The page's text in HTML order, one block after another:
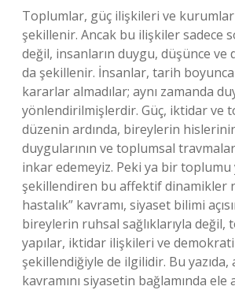
Toplumlar, güç ilişkileri ve
şekillenir. Ancak bu ilişkiler sadece
değil, insanların duygu, düşünce ve
da şekillenir. İnsanlar, tarih boyunca
kararlar almadılar; aynı zamanda
yönlendirilmişlerdir. Güç, iktidar ve
düzenin ardında, bireylerin
duygularının ve toplumsal
inkar edemeyiz. Peki ya bir toplumu
şekillendiren bu affektif dinamikler
hastalık” kavramı, siyaset bilimi
bireylerin ruhsal sağlıklarıyla değil,
yapılar, iktidar ilişkileri ve demokratik
şekillendiğiyle de ilgilidir. Bu
kavramını siyasetin bağlamında ele